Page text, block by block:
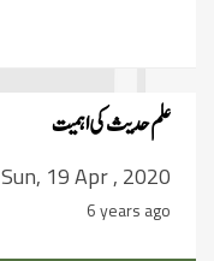
علم حدیث کی اہمیت
Sun, 19 Apr , 2020
6 years ago